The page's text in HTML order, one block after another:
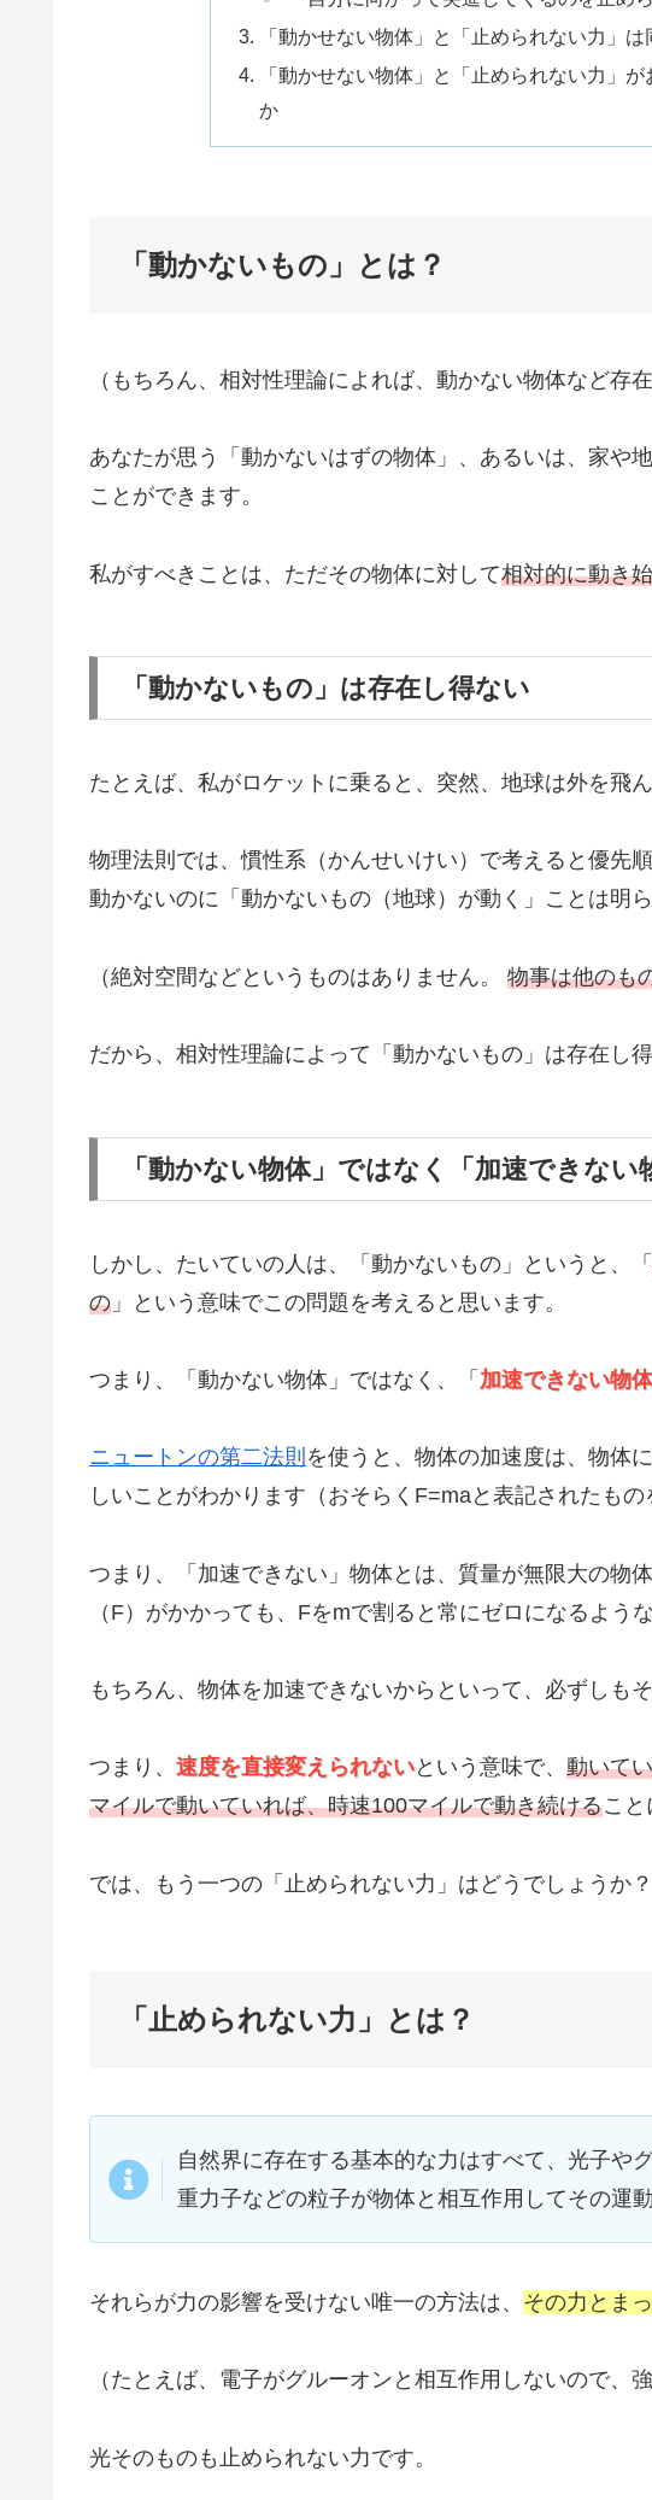
「動かせない物体」と「止められない力」は
「動かせない物体」と「止められない力」
か
「動かないもの」とは？
（もちろん、相対性理論によれば、動かない物体など存
あなたが思う「動かないはずの物体」、あるいは、家や
ことができます。
私がすべきことは、ただその物体に対して相対的に動き
「動かないもの」は存在し得ない
たとえば、私がロケットに乗ると、突然、地球は外を飛ん
物理法則では、慣性系（かんせいけい）で考えると優先
動かないのに「動かないもの（地球）が動く」ことは明ら
（絶対空間などというものはありません。 物事は他のも
だから、相対性理論によって「動かないもの」は存在し
「動かない物体」ではなく「加速できない
しかし、たいていの人は、「動かないもの」というと、「
の 」という意味でこの問題を考えると思います。
つまり、「動かない物体」ではなく、「 加速できない物体
ニュートンの第二法則 を使うと、物体の加速度は、物体
しいことがわかります（おそらくF=maと表記されたもの
つまり、「加速できない」物体とは、質量が無限大の物
（F）がかかっても、Fをmで割ると常にゼロになるよう
もちろん、物体を加速できないからといって、必ずしも
つまり、 速度を直接変えられないという意味で、 動いて
マイルで動いていれば、時速100マイルで動き続けること
では、もう一つの「止められない力」はどうでしょうか？
「止められない力」とは？
自然界に存在する基本的な力はすべて、光子や
重力子などの粒子が物体と相互作用してその運
それらが力の影響を受けない唯一の方法は、 その力とま
（たとえば、電子がグルーオンと相互作用しないので、
光そのものも止められない力です。